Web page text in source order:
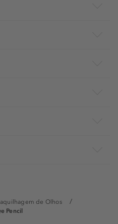
de Olhos
Pencil